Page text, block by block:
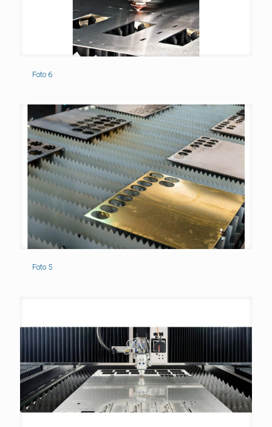
Foto 6
Foto 5